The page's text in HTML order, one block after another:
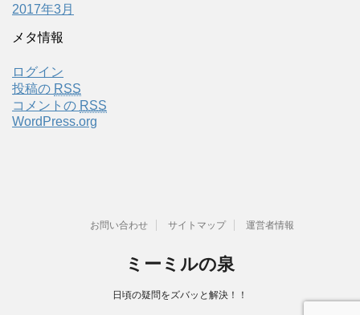
2017年3月
メタ情報
ログイン
投稿の RSS
コメントの RSS
WordPress.org
お問い合わせ サイトマップ 運営者情報
ミーミルの泉
日頃の疑問をズバッと解決！！